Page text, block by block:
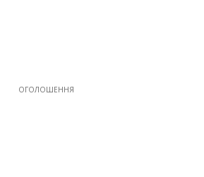
ОГОЛОШЕННЯ